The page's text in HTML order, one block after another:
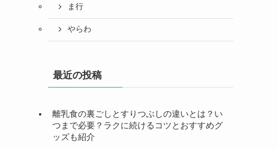
ま行
やらわ
最近の投稿
離乳食の裏ごしとすりつぶしの違いとは？い
つまで必要？ラクに続けるコツとおすすめグ
ッズも紹介